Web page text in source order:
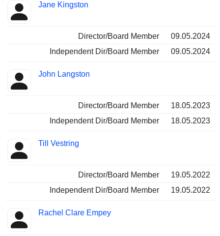
Jane Kingston
Director/Board Member
09.05.2024
Independent Dir/Board Member
09.05.2024
John Langston
Director/Board Member
18.05.2023
Independent Dir/Board Member
18.05.2023
Till Vestring
Director/Board Member
19.05.2022
Independent Dir/Board Member
19.05.2022
Rachel Clare Empey